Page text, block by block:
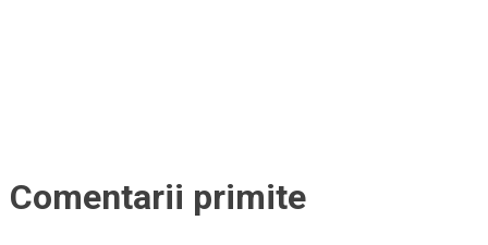
Comentarii primite